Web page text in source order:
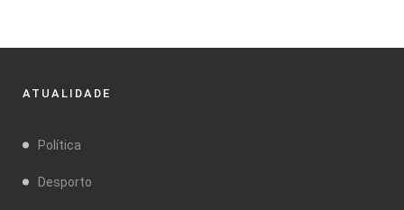
ATUALIDADE
Política
Desporto